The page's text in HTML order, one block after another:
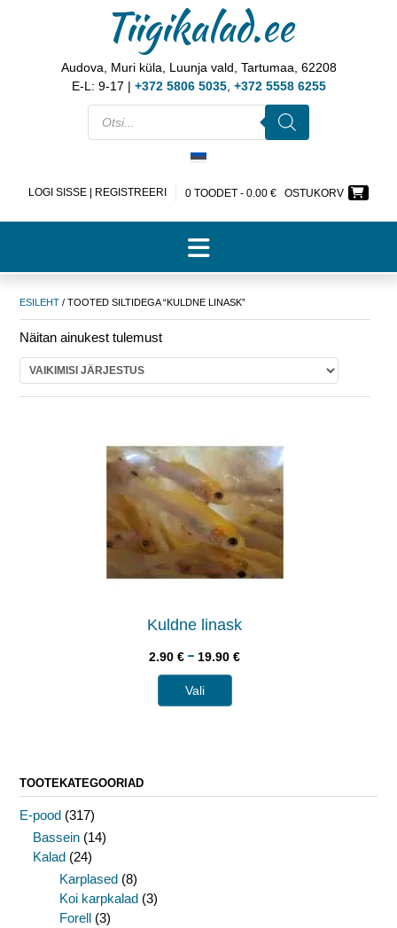
Tiigikalad.ee
Audova, Muri küla, Luunja vald, Tartumaa, 62208
E-L: 9-17 | +372 5806 5035, +372 5558 6255
LOGI SISSE | REGISTREERI 0 TOODET - 0.00 € OSTUKORV
ESILEHT / TOOTED SILTIDEGA “KULDNE LINASK”
Näitan ainukest tulemust
Kuldne linask
2.90€ – 19.90€
Vali
TOOTEKATEGOORIAD
E-pood (317)
Bassein (14)
Kalad (24)
Karplased (8)
Koi karpkalad (3)
Forell (3)